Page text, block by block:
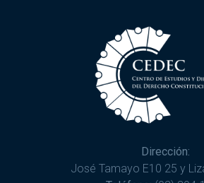
Dirección:
José Tamayo E10 25 y